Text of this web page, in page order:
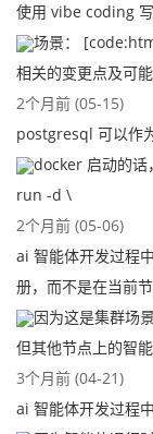
使用 vibe coding
场景：
相关的变更点及可
2个月前 (05-15)
postgresql 可以作
docker 启动的
run -d \
2个月前 (05-06)
ai 智能体开发过程
册，而不是在当前
因为这是集群场
但其他节点上的智
3个月前 (04-21)
ai 智能体开发过程